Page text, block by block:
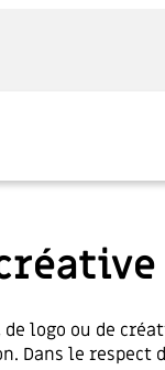
logo ou de
Dans le respect